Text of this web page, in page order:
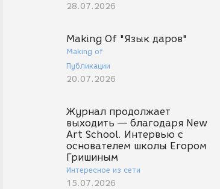
28.07.2026
Making Of "Язык даров"
Making of
Публикации
20.07.2026
Журнал продолжает
выходить — благодаря New
Art School. Интервью с
основателем школы Егором
Гришиным
Интересное из сети
15.07.2026